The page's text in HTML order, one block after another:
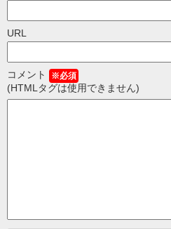
URL
コメント ※必須
(HTMLタグは使用できません)